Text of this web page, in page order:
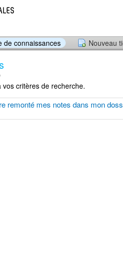
de connaissances Nouveau
critères de recherche.
remonté mes notes dans mon